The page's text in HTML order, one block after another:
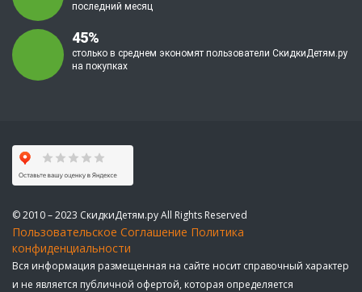
последний месяц
45%
столько в среднем экономят пользователи СкидкиДетям.ру
на покупках
© 2010 – 2023 СкидкиДетям.ру All Rights Reserved
Пользовательское Соглашение Политика
конфиденциальности
Вся информация размещенная на сайте носит справочный характер
и не является публичной офертой, которая определяется